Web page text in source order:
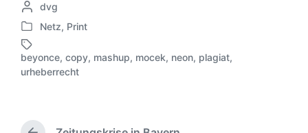
e
r
ö
f
G
e
c
h
r
b
dvg
V
e
r
ö
Netz, Print
a
beyonce, copy, mashup, mocek, neon, plagiat,
urheberrecht